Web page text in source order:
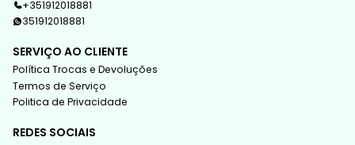
+351912018881
351912018881
SERVIÇO AO CLIENTE
Política Trocas e Devoluções
Termos de Serviço
Politica de Privacidade
REDES SOCIAIS